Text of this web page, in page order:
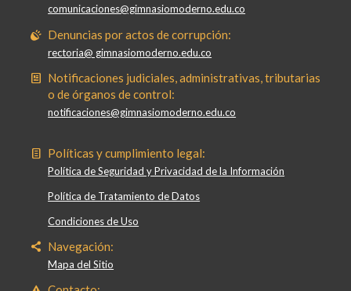
comunicaciones@gimnasiomoderno.edu.co
Denuncias por actos de corrupción:
rectoria@ gimnasiomoderno.edu.co
Notificaciones judiciales, administrativas, tributarias
o de órganos de control:
notificaciones@gimnasiomoderno.edu.co
Políticas y cumplimiento legal:
Política de Seguridad y Privacidad de la Información
Política de Tratamiento de Datos
Condiciones de Uso
Navegación:
Mapa del Sitio